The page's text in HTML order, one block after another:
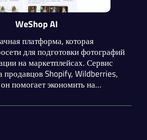
WeShop AI
платформа, которая
для подготовки фотографий
на маркетплейсах. Сервис
продавцов Shopify, Wildberries,
помогает экономить на
за счёт хорошего визуала.